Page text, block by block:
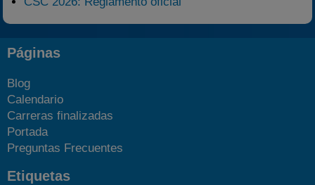
Páginas
Blog
Calendario
Carreras finalizadas
Portada
Preguntas Frecuentes
Etiquetas